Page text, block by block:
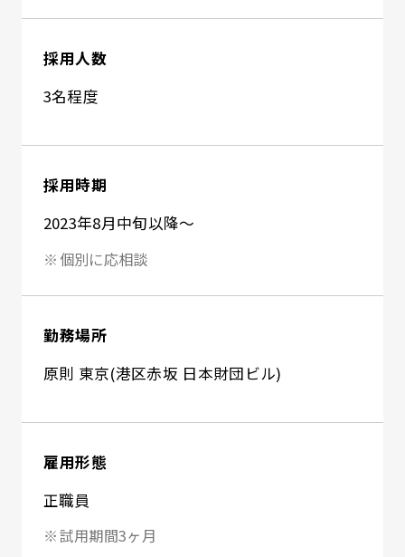
採用人数
3名程度
採用時期
2023年8月中旬以降～
個別に応相談
勤務場所
原則 東京(港区赤坂 日本財団ビル)
雇用形態
正職員
試用期間3ヶ月